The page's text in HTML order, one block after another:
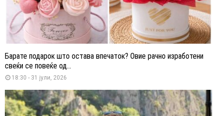
Барате подарок што остава впечаток? Овие рачно изработени
свеќи се повеќе од...
18:30 - 31 јули, 2026